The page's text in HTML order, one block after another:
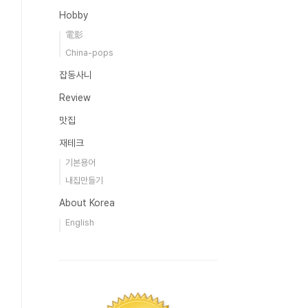
Hobby
電影
China-pops
잡동사니
Review
맛집
재테크
기본용어
내집만들기
About Korea
English